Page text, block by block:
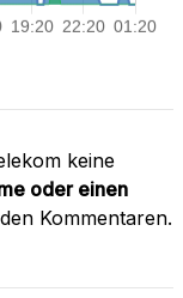
keine
oder einen
Kommentaren.